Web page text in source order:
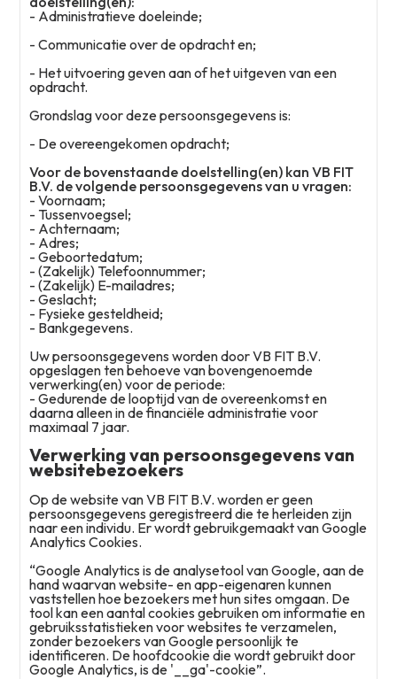
- Administratieve doeleinde;
- Communicatie over de opdracht en;
- Het uitvoering geven aan of het uitgeven van een
opdracht.
Grondslag voor deze persoonsgegevens is:
- De overeengekomen opdracht;
Voor de bovenstaande doelstelling(en) kan VB FIT
B.V. de volgende persoonsgegevens van u vragen:
- Voornaam;
- Tussenvoegsel;
- Achternaam;
- Adres;
- Geboortedatum;
- (Zakelijk) Telefoonnummer;
- (Zakelijk) E-mailadres;
- Geslacht;
- Fysieke gesteldheid;
- Bankgegevens.
Uw persoonsgegevens worden door VB FIT B.V.
opgeslagen ten behoeve van bovengenoemde
verwerking(en) voor de periode:
- Gedurende de looptijd van de overeenkomst en
daarna alleen in de financiële administratie voor
maximaal 7 jaar.
Verwerking van persoonsgegevens van
websitebezoekers
Op de website van VB FIT B.V. worden er geen
persoonsgegevens geregistreerd die te herleiden zijn
naar een individu. Er wordt gebruikgemaakt van Google
Analytics Cookies.
“Google Analytics is de analysetool van Google, aan de
hand waarvan website- en app-eigenaren kunnen
vaststellen hoe bezoekers met hun sites omgaan. De
tool kan een aantal cookies gebruiken om informatie en
gebruiksstatistieken voor websites te verzamelen,
zonder bezoekers van Google persoonlijk te
identificeren. De hoofdcookie die wordt gebruikt door
Google Analytics, is de '__ga'-cookie”.